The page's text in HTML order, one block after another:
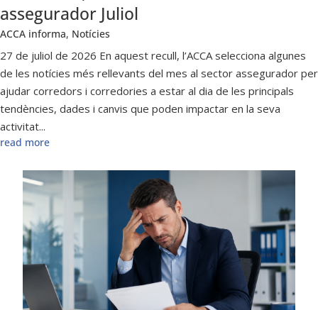
assegurador Juliol
ACCA informa, Notícies
27 de juliol de 2026 En aquest recull, l’ACCA selecciona algunes
de les notícies més rellevants del mes al sector assegurador per
ajudar corredors i corredories a estar al dia de les principals
tendències, dades i canvis que poden impactar en la seva
activitat...
read more